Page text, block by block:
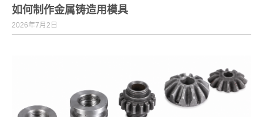
如何制作金属铸造用模具
2026年7月2日